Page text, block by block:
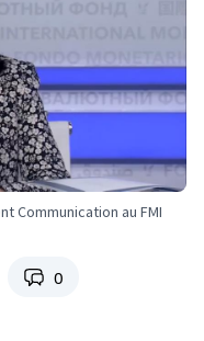
Communication au FMI
0